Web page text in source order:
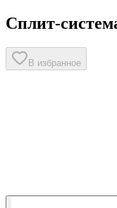
Сплит-
В избранное